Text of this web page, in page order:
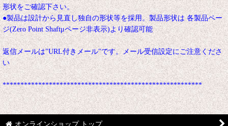
形状をご確認下さい。
●製品は設計から見直し独自の形状等を採用。製品形状は 各製品ペー
ジ(Zero Point Shaftμページ非表示)より確認可能
返信メールは"URL付きメール"です。メール受信設定にご注意くださ
い
********************************************************
オンラインショップ トップ